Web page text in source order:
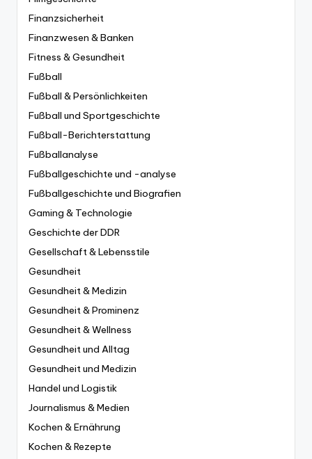
Finanzsicherheit
Finanzwesen & Banken
Fitness & Gesundheit
Fußball
Fußball & Persönlichkeiten
Fußball und Sportgeschichte
Fußball-Berichterstattung
Fußballanalyse
Fußballgeschichte und -analyse
Fußballgeschichte und Biografien
Gaming & Technologie
Geschichte der DDR
Gesellschaft & Lebensstile
Gesundheit
Gesundheit & Medizin
Gesundheit & Prominenz
Gesundheit & Wellness
Gesundheit und Alltag
Gesundheit und Medizin
Handel und Logistik
Journalismus & Medien
Kochen & Ernährung
Kochen & Rezepte